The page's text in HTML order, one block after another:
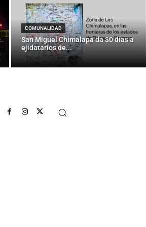
COMUNALIDAD
San Miguel Chimalapa da 30 días a
ejidatarios de...